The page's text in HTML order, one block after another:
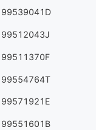
99539041D
99512043J
99511370F
99554764T
99571921E
99551601B